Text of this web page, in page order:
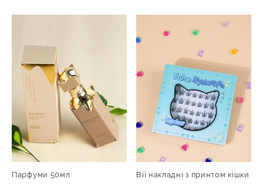
Парфуми 50мл Вії накладні з принтом кішки